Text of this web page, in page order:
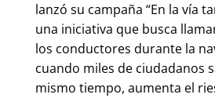
lanzó su campaña “En la vía
una iniciativa que busca
los conductores durante la
cuando miles de ciudadanos
mismo tiempo, aumenta el